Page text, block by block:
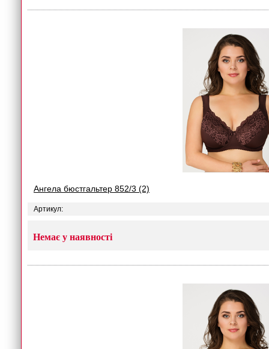
Ангела бюстгальтер 852/3 (2)
Артикул:
Немає у наявності